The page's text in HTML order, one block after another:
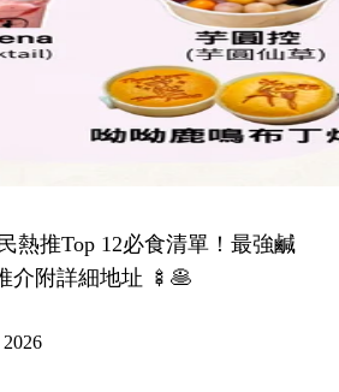
熱推Top 12必食清單！最強鹹
介附詳細地址 🍢🥞